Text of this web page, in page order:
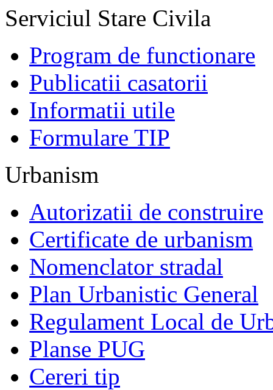
Serviciul Stare Civila
Program de functionare
Publicatii casatorii
Informatii utile
Formulare TIP
Urbanism
Autorizatii de construire
Certificate de urbanism
Nomenclator stradal
Plan Urbanistic General
Regulament Local de
Planse PUG
Cereri tip